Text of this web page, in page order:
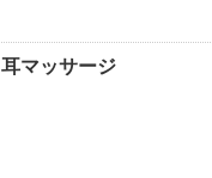
耳マッサージ